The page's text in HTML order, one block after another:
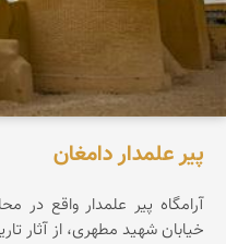
پیر علمدار دامغان
آرامگاه پیر علمدار واقع در
خیابان شهید مطهری، از آثار